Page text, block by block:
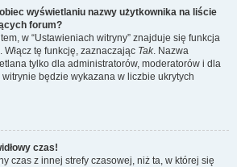
wyświetlaniu nazwy użytkownika na liście
forum?
w “Ustawieniach witryny” znajduje się funkcja
. Włącz tę funkcję, zaznaczając Tak. Nazwa
tylko dla administratorów, moderatorów i dla
będzie wykazana w liczbie ukrytych
czas!
czas z innej strefy czasowej, niż ta, w której się